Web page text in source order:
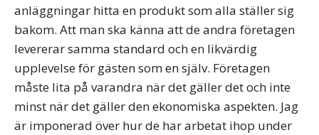
anläggningar hitta en produkt som alla ställer sig
bakom. Att man ska känna att de andra företagen
levererar samma standard och en likvärdig
upplevelse för gästen som en själv. Företagen
måste lita på varandra när det gäller det och inte
minst när det gäller den ekonomiska aspekten. Jag
är imponerad över hur de har arbetat ihop under